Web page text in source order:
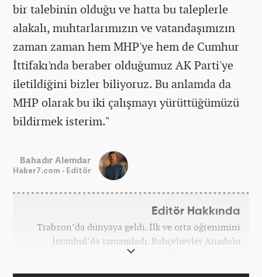
bir talebinin olduğu ve hatta bu taleplerle
alakalı, muhtarlarımızın ve vatandaşımızın
zaman zaman hem MHP'ye hem de Cumhur
İttifakı'nda beraber olduğumuz AK Parti'ye
iletildiğini bizler biliyoruz. Bu anlamda da
MHP olarak bu iki çalışmayı yürüttüğümüzü
bildirmek isterim."
Bahadır Alemdar
Haber7.com - Editör
Editör Hakkında
Trabzon’da dünyaya geldi. İlk ve orta öğrenimini
İstanbul’da tamamladı. Bahçelievler Anadolu
Ticaret Meslek Lisesinde ‘Web Programcılığı’